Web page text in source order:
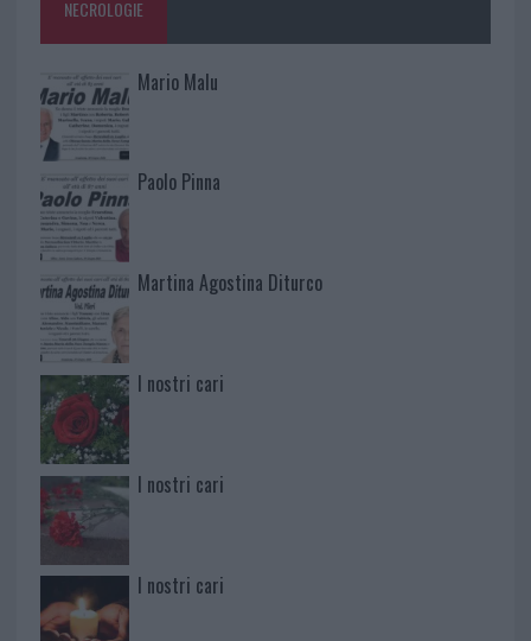
NECROLOGIE
Mario Malu
Paolo Pinna
Martina Agostina Diturco
I nostri cari
I nostri cari
I nostri cari